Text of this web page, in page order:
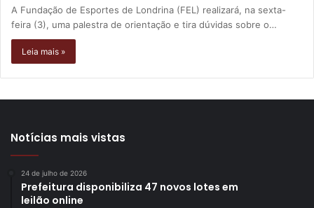
A Fundação de Esportes de Londrina (FEL) realizará, na sexta-
feira (3), uma palestra de orientação e tira dúvidas sobre o…
Leia mais »
Notícias mais vistas
24 de julho de 2026
Prefeitura disponibiliza 47 novos lotes em
leilão online